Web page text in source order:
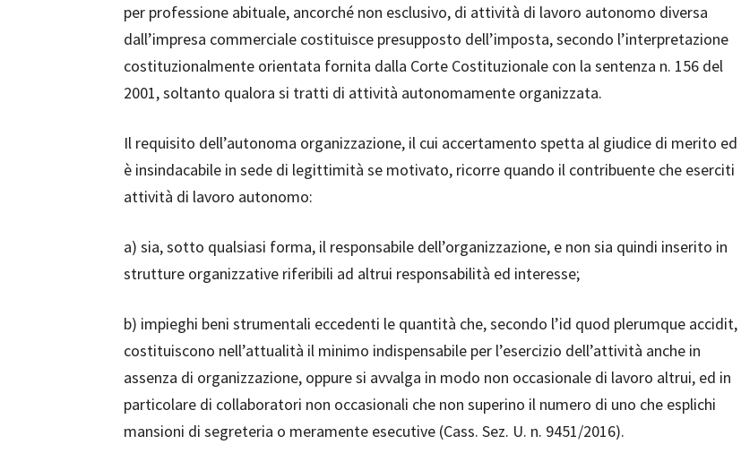
per professione abituale, ancorché non esclusivo, di attività di lavoro autonomo diversa
dall’impresa commerciale costituisce presupposto dell’imposta, secondo l’interpretazione
costituzionalmente orientata fornita dalla Corte Costituzionale con la sentenza n. 156 del
2001, soltanto qualora si tratti di attività autonomamente organizzata.
Il requisito dell’autonoma organizzazione, il cui accertamento spetta al giudice di merito ed
è insindacabile in sede di legittimità se motivato, ricorre quando il contribuente che eserciti
attività di lavoro autonomo:
a) sia, sotto qualsiasi forma, il responsabile dell’organizzazione, e non sia quindi inserito in
strutture organizzative riferibili ad altrui responsabilità ed interesse;
b) impieghi beni strumentali eccedenti le quantità che, secondo l’id quod plerumque accidit,
costituiscono nell’attualità il minimo indispensabile per l’esercizio dell’attività anche in
assenza di organizzazione, oppure si avvalga in modo non occasionale di lavoro altrui, ed in
particolare di collaboratori non occasionali che non superino il numero di uno che esplichi
mansioni di segreteria o meramente esecutive (Cass. Sez. U. n. 9451/2016).